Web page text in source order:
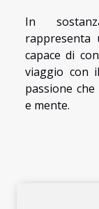
In
rappresenta
capace di
viaggio con
passione
e mente.